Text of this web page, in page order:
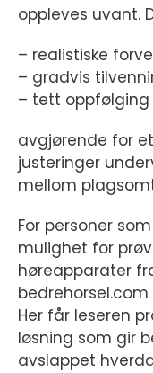
oppleves uvant.
– realistiske
– gradvis
– tett
avgjørende for
justeringer
mellom
For personer
mulighet for
høreapparater
Her får leseren
løsning som gir
avslappet